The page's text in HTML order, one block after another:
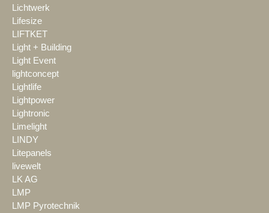
Lichtwerk
Lifesize
LIFTKET
Light + Building
Light Event
lightconcept
Lightlife
Lightpower
Lightronic
Limelight
LINDY
Litepanels
livewelt
LK AG
LMP
LMP Pyrotechnik